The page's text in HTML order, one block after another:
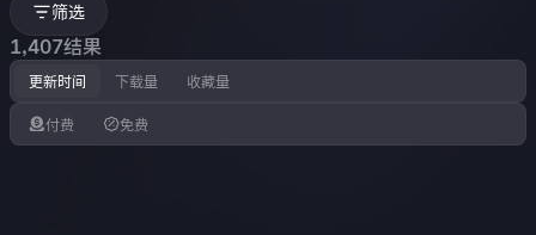
筛选
1,407结果
更新时间 下载量 收藏量
付费 免费